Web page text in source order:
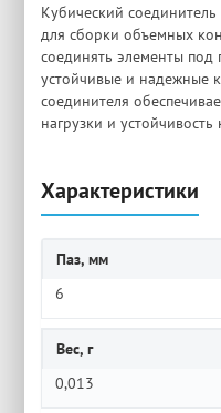
Кубический
для сборки объемных
соединять элементы под
устойчивые и надежные
соединителя
нагрузки и устойчивость
Характеристики
Паз, мм
6
Вес, г
0,013